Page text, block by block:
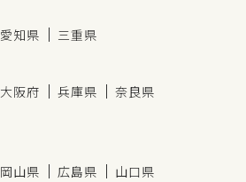
愛知県 三重県
大阪府 兵庫県
奈良県
岡山県 広島県 山口県